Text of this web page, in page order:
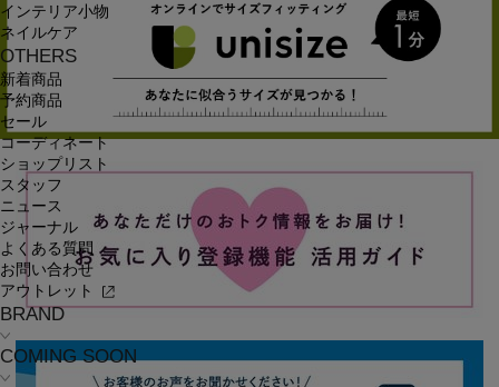
インテリア小物
ネイルケア
OTHERS
新着商品
予約商品
セール
コーディネート
ショップリスト
スタッフ
ニュース
ジャーナル
よくある質問
お問い合わせ
アウトレット
BRAND
COMING SOON